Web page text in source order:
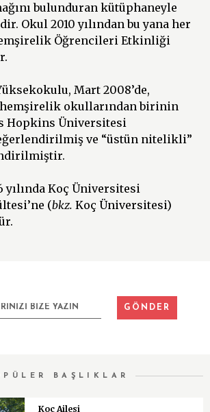
bulunduran kütüphaneyle
Okul 2010 yılından bu yana her
Öğrencileri Etkinliği
Mart 2008’de,
hemşirelik okullarından birinin
Hopkins Üniversitesi
ve “üstün nitelikli”
yılında Koç Üniversitesi
(bkz. Koç Üniversitesi)
BAŞLIKLAR
Koç Ailesi